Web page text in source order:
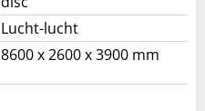
Lucht-lucht
8600 x 2600 x 3900 mm